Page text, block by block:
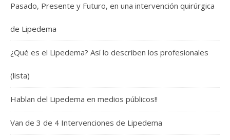
Pasado, Presente y Futuro, en una intervención quirúrgica
de Lipedema
¿Qué es el Lipedema? Así lo describen los profesionales
(lista)
Hablan del Lipedema en medios públicos!!
Van de 3 de 4 Intervenciones de Lipedema